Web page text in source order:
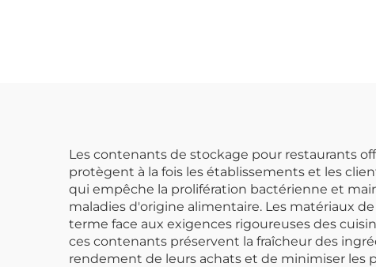
Les contenants de stockage pour restaurants
protègent à la fois les établissements et les
qui empêche la prolifération bactérienne et
maladies d'origine alimentaire. Les matériaux
terme face aux exigences rigoureuses des
ces contenants préservent la fraîcheur des
rendement de leurs achats et de minimiser les